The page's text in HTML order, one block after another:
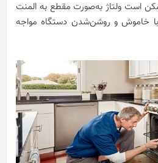
است ولتاژ به‌صورت مقطع به المنت
خاموش و روشن‌شدن دستگاه مواجه